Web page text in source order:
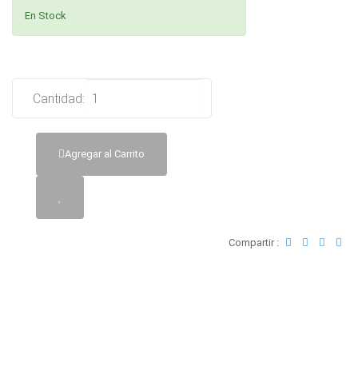
En Stock
Cantidad:
Agregar al Carrito
Compartir :